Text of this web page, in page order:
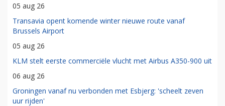
05 aug 26
Transavia opent komende winter nieuwe route vanaf
Brussels Airport
05 aug 26
KLM stelt eerste commerciële vlucht met Airbus A350-900 uit
06 aug 26
Groningen vanaf nu verbonden met Esbjerg: 'scheelt zeven
uur rijden'